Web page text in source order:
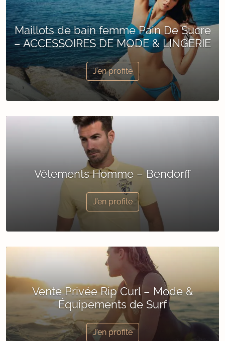
Maillots de bain femme Pain De Sucre
– ACCESSOIRES DE MODE & LINGERIE
J’en profite
Vêtements Homme – Bendorff
J’en profite
Vente Privée Rip Curl – Mode &
Équipements de Surf
J’en profite